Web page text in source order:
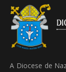
A Diocese de